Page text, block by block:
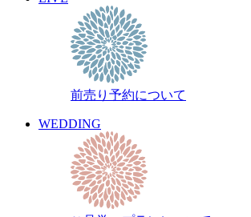
前売り予約について
WEDDING